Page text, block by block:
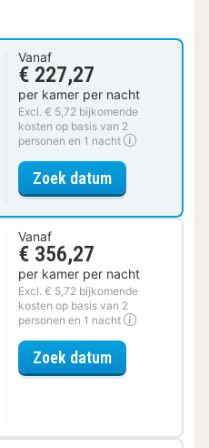
Vanaf
€ 227,27
per kamer per nacht
Excl. € 5,72 bijkomende
kosten op basis van 2
personen en 1 nacht
Zoek datumvoor Suite, 1
Vanaf
€ 356,27
per kamer per nacht
Excl. € 5,72 bijkomende
kosten op basis van 2
personen en 1 nacht
Zoek datumvoor Ontdek